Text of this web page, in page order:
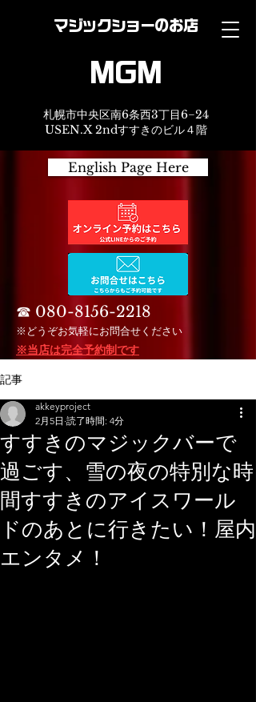
マジックショーのお店
MGM
札幌市中央区南6条西3丁目6−24
USEN.X 2ndすすきのビル４階
English Page Here
☎︎ 080-8156-2218
※どうぞお気軽にお問合せください
※当店は完全予約制です
記事
すすきのマジックバーで
過ごす、雪の夜の特別な時
間すすきのアイスワール
ドのあとに行きたい！屋内
エンタメ！
akkeyproject
2月5日 読了時間: 4分